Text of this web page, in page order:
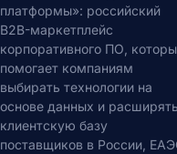
платформы»: российский
B2B-маркетплейс
корпоративного ПО,
помогает компаниям
выбирать технологии на
основе данных и расширять
клиентскую базу
поставщиков в России,